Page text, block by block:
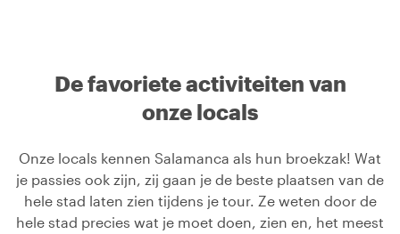
De favoriete activiteiten van
onze locals
Onze locals kennen Salamanca als hun broekzak! Wat
je passies ook zijn, zij gaan je de beste plaatsen van de
hele stad laten zien tijdens je tour. Ze weten door de
hele stad precies wat je moet doen, zien en, het meest